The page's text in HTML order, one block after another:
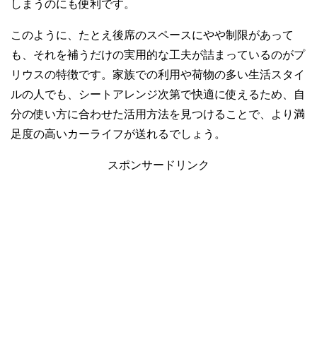
しまうのにも便利です。
このように、たとえ後席のスペースにやや制限があって
も、それを補うだけの実用的な工夫が詰まっているのがプ
リウスの特徴です。家族での利用や荷物の多い生活スタイ
ルの人でも、シートアレンジ次第で快適に使えるため、自
分の使い方に合わせた活用方法を見つけることで、より満
足度の高いカーライフが送れるでしょう。
スポンサードリンク